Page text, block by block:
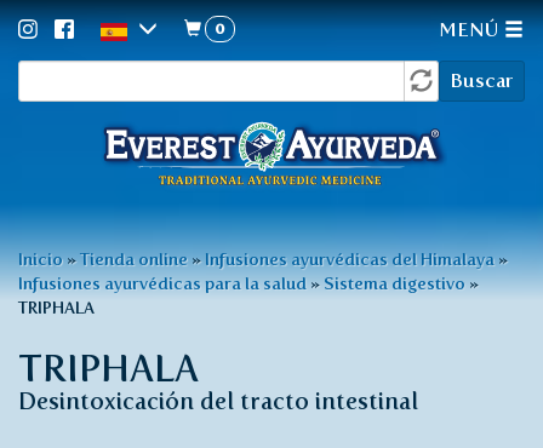
de
búsqueda
Buscar
0 MENÚ
Usted
está
Inicio »Tienda online »Infusiones ayurvédicas del Himalaya »
Infusiones ayurvédicas para la salud » Sistema digestivo »
TRIPHALA
TRIPHALA
Desintoxicación del tracto intestinal